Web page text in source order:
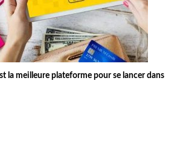
la meilleure plateforme pour se lancer dans